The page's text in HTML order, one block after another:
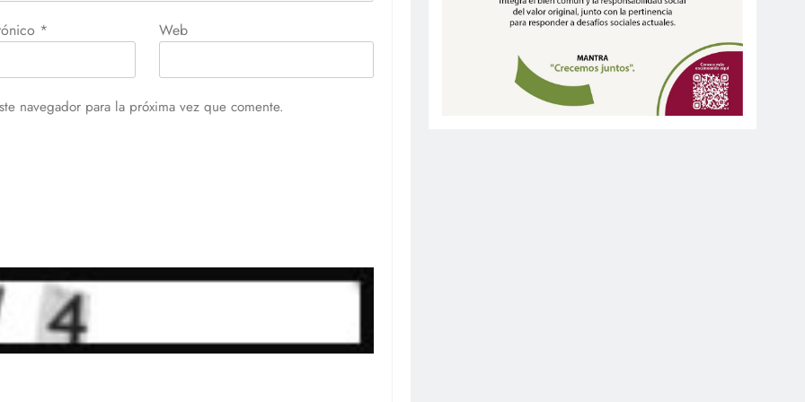
* Web
navegador para la próxima vez que comente.